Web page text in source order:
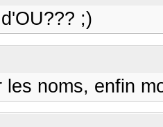
;)
les noms, enfin